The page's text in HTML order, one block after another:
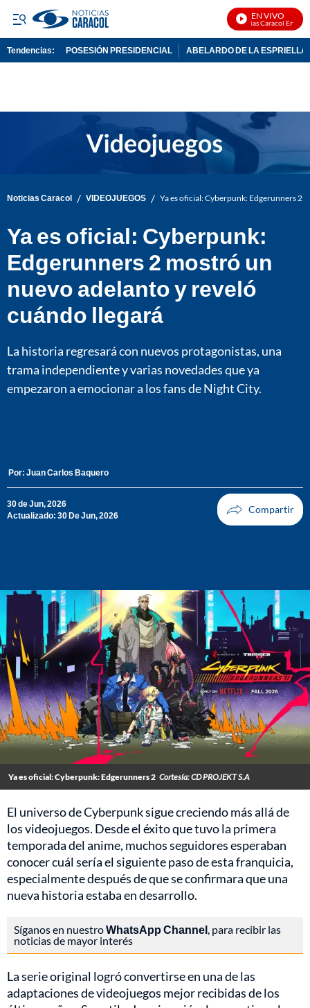
EN VIVO
Noticias Caracol En Vivo
Tendencias: POSESIÓN PRESIDENCIAL ABELARDO DE LA ESPRIELLA
Noticias Caracol / VIDEOJUEGOS / Ya es oficial: Cyberpunk: Edgerunners 2
Ya es oficial: Cyberpunk:
Edgerunners 2 mostró un
nuevo adelanto y reveló
cuándo llegará
La historia regresará con nuevos protagonistas, una
trama independiente y varias novedades que ya
empezaron a emocionar a los fans de Night City.
Por: Juan Carlos Baquero
30 de Jun, 2026
Actualizado: 30 De Jun, 2026
Ya es oficial: Cyberpunk: Edgerunners 2 Cortesía: CD PROJEKT S.A
El universo de Cyberpunk sigue creciendo más allá de
los videojuegos. Desde el éxito que tuvo la primera
temporada del anime, muchos seguidores esperaban
conocer cuál sería el siguiente paso de esta franquicia,
especialmente después de que se confirmara que una
nueva historia estaba en desarrollo.
Síganos en nuestroWhatsApp Channel, para recibir las
noticias de mayor interés
La serie original logró convertirse en una de las
adaptaciones de videojuegos mejor recibidas de los